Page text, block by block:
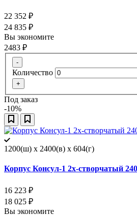
22 352 ₽
24 835 ₽
Вы экономите
2483 ₽
-
Количество
+
Под заказ
-10%
1200(ш) x 2400(в) x 604(г)
Корпус Консул-1 2х-створчатый
16 223 ₽
18 025 ₽
Вы экономите